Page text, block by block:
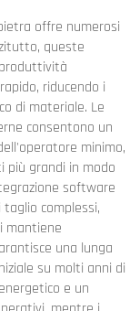
offre numerosi
queste
riducendo i
di materiale. Le
consentono un
minimo,
grandi in modo
software
complessi,
mantiene
una lunga
su molti anni di
e un